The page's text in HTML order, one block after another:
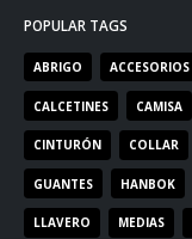
POPULAR TAGS
ABRIGO ACCESORIOS
CALCETINES CAMISA
CINTURÓN COLLAR
GUANTES HANBOK
LLAVERO MEDIAS